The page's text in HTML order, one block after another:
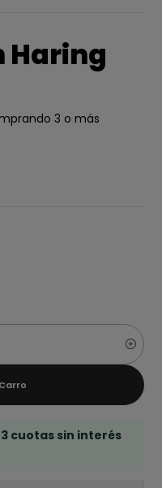
Haring
3 o más
cuotas sin interés